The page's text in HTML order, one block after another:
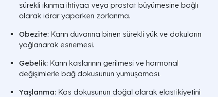
sürekli ıkınma ihtiyacı veya prostat büyümesine bağlı
olarak idrar yaparken zorlanma.
Obezite: Karın duvarına binen sürekli yük ve dokuların
yağlanarak esnemesi.
Gebelik: Karın kaslarının gerilmesi ve hormonal
değişimlerle bağ dokusunun yumuşaması.
Yaşlanma: Kas dokusunun doğal olarak elastikiyetini